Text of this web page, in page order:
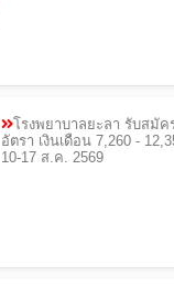
โรงพยาบาลยะลา รับสมัค
อัตรา เงินเดือน 7,260 -
10-17 ส.ค. 2569